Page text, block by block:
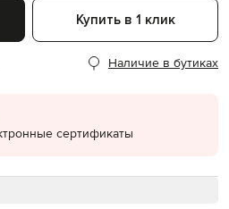
Купить в 1 клик
Наличие в бутиках
сертификаты